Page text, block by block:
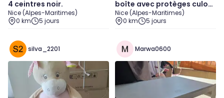
4 ceintres noir.
Nice (Alpes-Maritimes)
0 km
5 jours
boîte avec protèges culott
e
Nice (Alpes-Maritimes)
0 km
5 jours
silva_2201 Marwa0600